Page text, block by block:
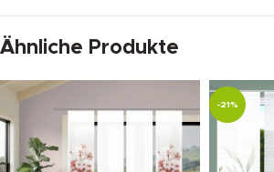
Ähnliche Produkte
-21%